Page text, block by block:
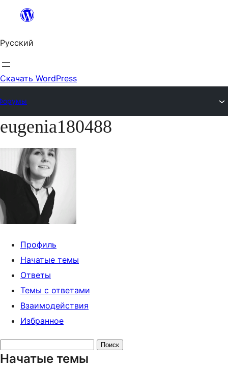
Перейти
содержимому
Русский
Скачать WordPress
Перейти
содержимому
eugenia180488
Профиль
Начатые темы
Ответы
Темы с ответами
Взаимодействия
Избранное
тем:
Начатые темы